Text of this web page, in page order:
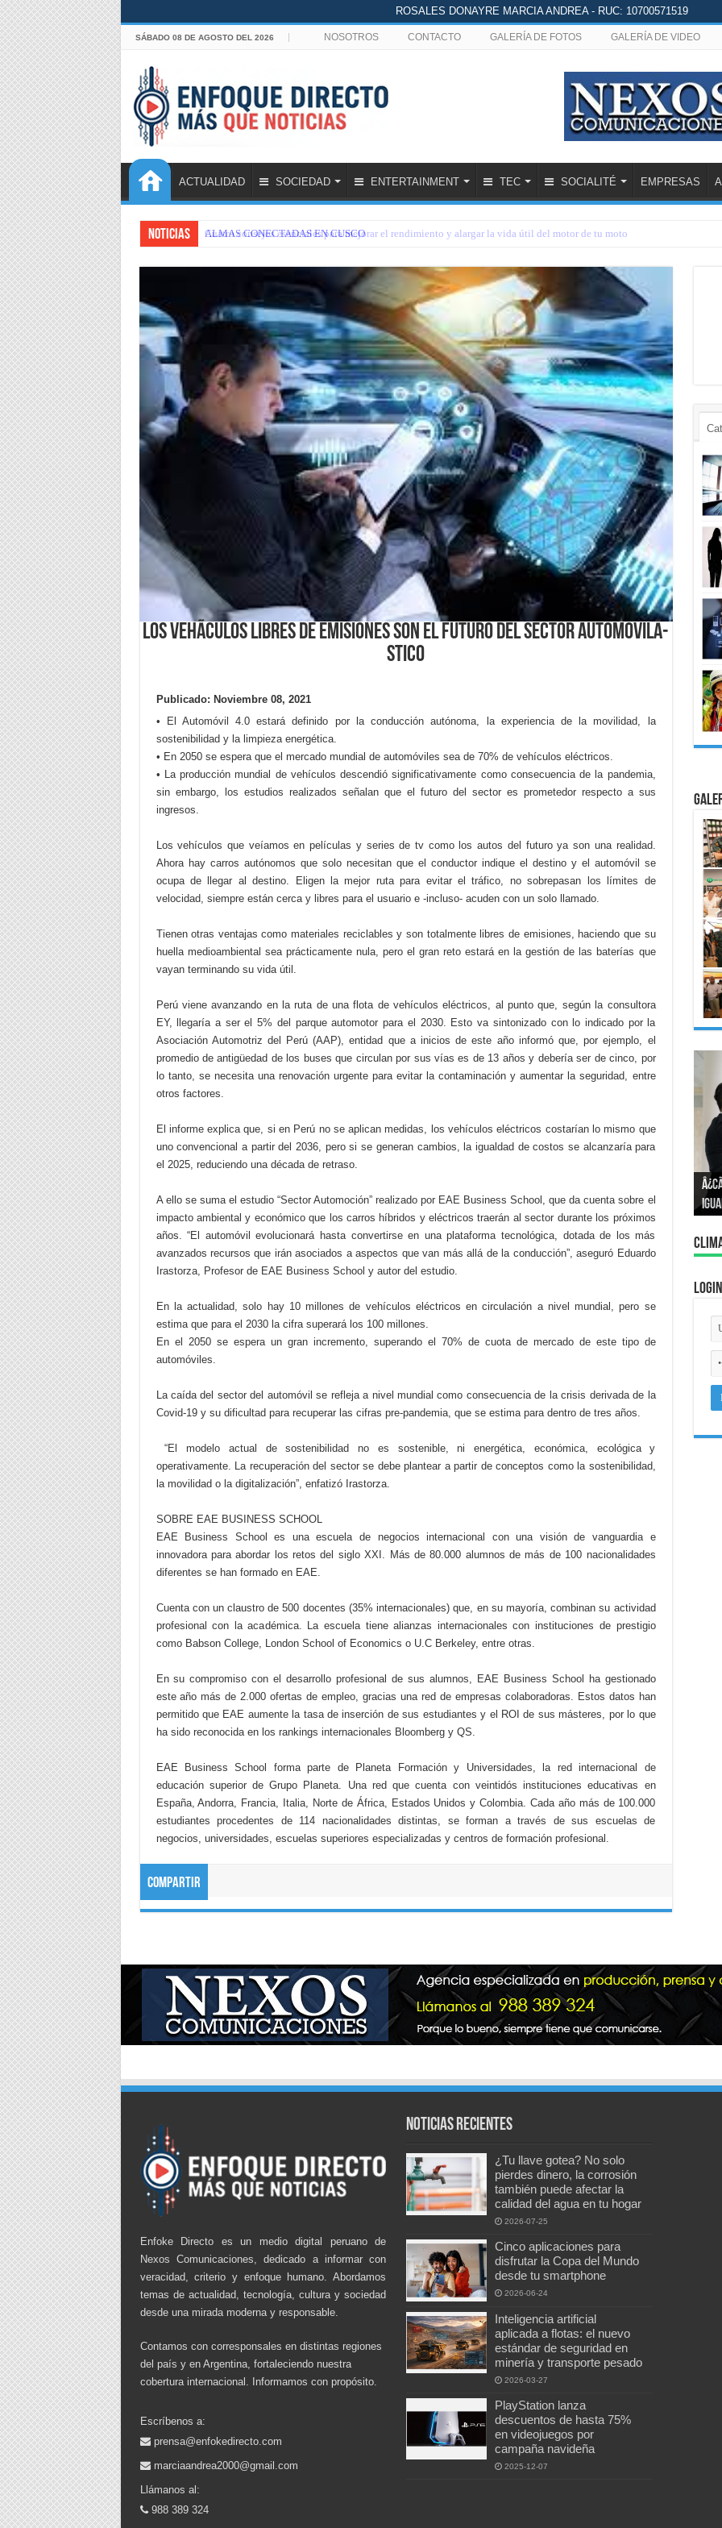
ROSALES DONAYRE MARCIA ANDREA - RUC: 10700571519
SÁBADO 08 DE AGOSTO DEL 2026 NOSOTROS CONTACTO GALERÍA DE FOTOS GALERÍA DE VIDEO
ACTUALIDAD SOCIEDAD ENTERTAINMENT TEC SOCIALITÉ EMPRESAS
Noticias ALMAS CONECTADAS EN CUSCO
Los vehÃ­culos libres de emisiones son el futuro del sector automovilÃ­
stico
Publicado: Noviembre 08, 2021
• El Automóvil 4.0 estará definido por la conducción autónoma, la experiencia de la movilidad, la
sostenibilidad y la limpieza energética.
• En 2050 se espera que el mercado mundial de automóviles sea de 70% de vehículos eléctricos.
• La producción mundial de vehículos descendió significativamente como consecuencia de la pandemia,
sin embargo, los estudios realizados señalan que el futuro del sector es prometedor respecto a sus
ingresos.
Los vehículos que veíamos en películas y series de tv como los autos del futuro ya son una realidad.
Ahora hay carros autónomos que solo necesitan que el conductor indique el destino y el automóvil se
ocupa de llegar al destino. Eligen la mejor ruta para evitar el tráfico, no sobrepasan los límites de
velocidad, siempre están cerca y libres para el usuario e -incluso- acuden con un solo llamado.
Tienen otras ventajas como materiales reciclables y son totalmente libres de emisiones, haciendo que su
huella medioambiental sea prácticamente nula, pero el gran reto estará en la gestión de las baterías que
vayan terminando su vida útil.
Perú viene avanzando en la ruta de una flota de vehículos eléctricos, al punto que, según la consultora
EY, llegaría a ser el 5% del parque automotor para el 2030. Esto va sintonizado con lo indicado por la
Asociación Automotriz del Perú (AAP), entidad que a inicios de este año informó que, por ejemplo, el
promedio de antigüedad de los buses que circulan por sus vías es de 13 años y debería ser de cinco, por
lo tanto, se necesita una renovación urgente para evitar la contaminación y aumentar la seguridad, entre
otros factores.
El informe explica que, si en Perú no se aplican medidas, los vehículos eléctricos costarían lo mismo que
uno convencional a partir del 2036, pero si se generan cambios, la igualdad de costos se alcanzaría para
el 2025, reduciendo una década de retraso.
A ello se suma el estudio “Sector Automoción” realizado por EAE Business School, que da cuenta sobre el
impacto ambiental y económico que los carros híbridos y eléctricos traerán al sector durante los próximos
años. “El automóvil evolucionará hasta convertirse en una plataforma tecnológica, dotada de los más
avanzados recursos que irán asociados a aspectos que van más allá de la conducción”, aseguró Eduardo
Irastorza, Profesor de EAE Business School y autor del estudio.
En la actualidad, solo hay 10 millones de vehículos eléctricos en circulación a nivel mundial, pero se
estima que para el 2030 la cifra superará los 100 millones.
En el 2050 se espera un gran incremento, superando el 70% de cuota de mercado de este tipo de
automóviles.
La caída del sector del automóvil se refleja a nivel mundial como consecuencia de la crisis derivada de la
Covid-19 y su dificultad para recuperar las cifras pre-pandemia, que se estima para dentro de tres años.
“El modelo actual de sostenibilidad no es sostenible, ni energética, económica, ecológica y
operativamente. La recuperación del sector se debe plantear a partir de conceptos como la sostenibilidad,
la movilidad o la digitalización”, enfatizó Irastorza.
SOBRE EAE BUSINESS SCHOOL
EAE Business School es una escuela de negocios internacional con una visión de vanguardia e
innovadora para abordar los retos del siglo XXI. Más de 80.000 alumnos de más de 100 nacionalidades
diferentes se han formado en EAE.
Cuenta con un claustro de 500 docentes (35% internacionales) que, en su mayoría, combinan su actividad
profesional con la académica. La escuela tiene alianzas internacionales con instituciones de prestigio
como Babson College, London School of Economics o U.C Berkeley, entre otras.
En su compromiso con el desarrollo profesional de sus alumnos, EAE Business School ha gestionado
este año más de 2.000 ofertas de empleo, gracias una red de empresas colaboradoras. Estos datos han
permitido que EAE aumente la tasa de inserción de sus estudiantes y el ROI de sus másteres, por lo que
ha sido reconocida en los rankings internacionales Bloomberg y QS.
EAE Business School forma parte de Planeta Formación y Universidades, la red internacional de
educación superior de Grupo Planeta. Una red que cuenta con veintidós instituciones educativas en
España, Andorra, Francia, Italia, Norte de África, Estados Unidos y Colombia. Cada año más de 100.000
estudiantes procedentes de 114 nacionalidades distintas, se forman a través de sus escuelas de
negocios, universidades, escuelas superiores especializadas y centros de formación profesional.
Compartir
Login
Enfoke Directo es un medio digital peruano de
Nexos Comunicaciones, dedicado a informar con
veracidad, criterio y enfoque humano. Abordamos
temas de actualidad, tecnología, cultura y sociedad
desde una mirada moderna y responsable.
Contamos con corresponsales en distintas regiones
del país y en Argentina, fortaleciendo nuestra
cobertura internacional. Informamos con propósito.
Escríbenos a:
prensa@enfokedirecto.com
marciaandrea2000@gmail.com
Llámanos al:
988 389 324
Noticias recientes
¿Tu llave gotea? No solo
pierdes dinero, la corrosión
también puede afectar la
calidad del agua en tu hogar
2026-07-25
Cinco aplicaciones para
disfrutar la Copa del Mundo
desde tu smartphone
2026-06-24
Inteligencia artificial
aplicada a flotas: el nuevo
estándar de seguridad en
minería y transporte pesado
2026-03-27
PlayStation lanza
descuentos de hasta 75%
en videojuegos por
campaña navideña
2025-12-07